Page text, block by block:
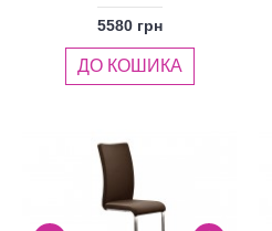
5580 грн
ДО КОШИКА